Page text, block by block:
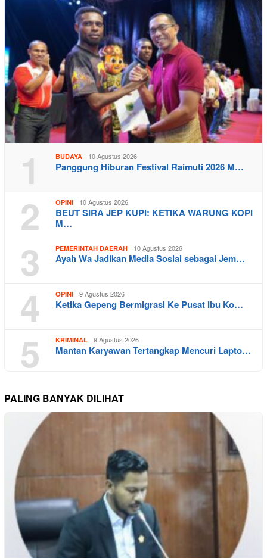
1 BUDAYA 10 Agustus 2026
Panggung Hiburan Festival Raimuti 2026 M…
2 OPINI 10 Agustus 2026
BEUT SIRA JEP KUPI: KETIKA WARUNG KOPI
M…
3 PEMERINTAH DAERAH 10 Agustus 2026
Ayah Wa Jadikan Media Sosial sebagai Jem…
4 OPINI 9 Agustus 2026
Ketika Gepeng Bermigrasi Ke Pusat Ibu Ko…
5 KRIMINAL 9 Agustus 2026
Mantan Karyawan Tertangkap Mencuri Lapto…
PALING BANYAK DILIHAT